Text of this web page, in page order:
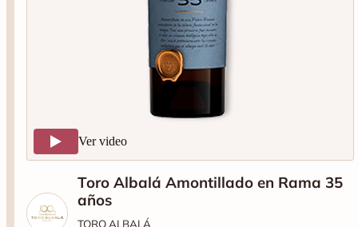
Ver video
Toro Albalá Amontillado en Rama 35
años
TORO ALBALÁ